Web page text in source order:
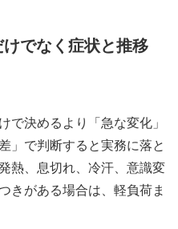
でなく症状と推移
で決めるより「急な変化」
」で判断すると実務に落と
熱、息切れ、冷汗、意識変
きがある場合は、軽負荷ま